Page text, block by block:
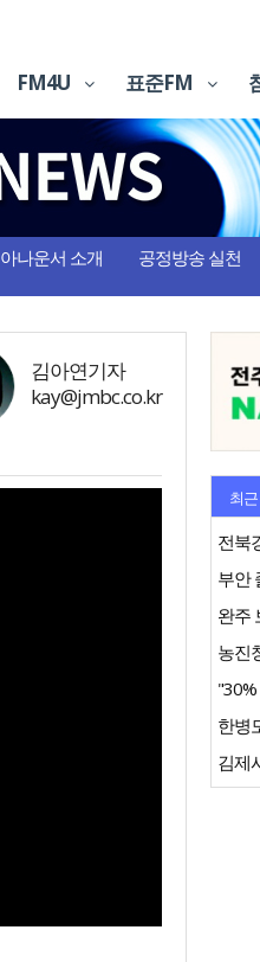
FM4U 표준FM
아나운서 소개 공정방송 실천
김아연기자
kay@jmbc.co.kr
최
전북
부안
완주
농진
김제